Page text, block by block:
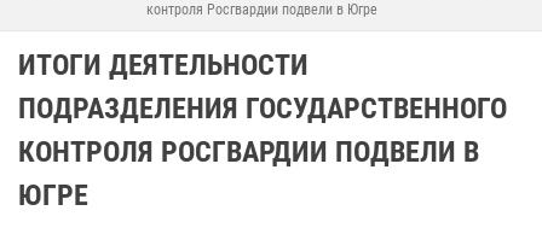
контроля Росгвардии подвели в Югре
ИТОГИ ДЕЯТЕЛЬНОСТИ
ПОДРАЗДЕЛЕНИЯ ГОСУДАРСТВЕННОГО
КОНТРОЛЯ РОСГВАРДИИ ПОДВЕЛИ В
ЮГРЕ